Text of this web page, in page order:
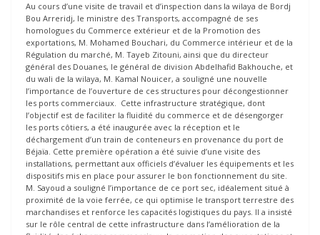
Au cours d’une visite de travail et d’inspection dans la wilaya de Bordj
Bou Arreridj, le ministre des Transports, accompagné de ses
homologues du Commerce extérieur et de la Promotion des
exportations, M. Mohamed Bouchari, du Commerce intérieur et de la
Régulation du marché, M. Tayeb Zitouni, ainsi que du directeur
général des Douanes, le général de division Abdelhafid Bakhouche, et
du wali de la wilaya, M. Kamal Nouicer, a souligné une nouvelle
l’importance de l’ouverture de ces structures pour décongestionner
les ports commerciaux. Cette infrastructure stratégique, dont
l’objectif est de faciliter la fluidité du commerce et de désengorger
les ports côtiers, a été inaugurée avec la réception et le
déchargement d’un train de conteneurs en provenance du port de
Béjaïa. Cette première opération a été suivie d’une visite des
installations, permettant aux officiels d’évaluer les équipements et les
dispositifs mis en place pour assurer le bon fonctionnement du site.
M. Sayoud a souligné l’importance de ce port sec, idéalement situé à
proximité de la voie ferrée, ce qui optimise le transport terrestre des
marchandises et renforce les capacités logistiques du pays. Il a insisté
sur le rôle central de cette infrastructure dans l’amélioration de la